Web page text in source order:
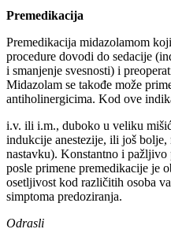
Premedikacija
Premedikacija midazolamom
procedure dovodi do sedacije
i smanjenje svesnosti) i
Midazolam se takođe može
antiholinergicima. Kod ove
i.v. ili i.m., duboko u veliku
indukcije anestezije, ili još
nastavku). Konstantno i pažljivo
posle primene premedikacije je
osetljivost kod različitih osoba
simptoma predoziranja.
Odrasli